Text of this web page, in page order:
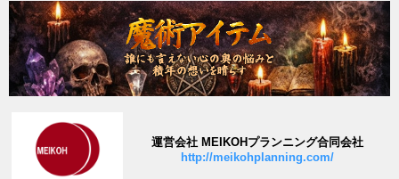
運営会社 MEIKOHプランニング合同会社
http://meikohplanning.com/